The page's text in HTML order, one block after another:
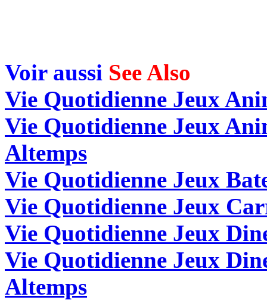
Voir aussi See Also
Vie Quotidienne Jeux
Vie Quotidienne Jeux
Altemps
Vie Quotidienne Jeux
Vie Quotidienne Jeux
Vie Quotidienne Jeux
Vie Quotidienne Jeux
Altemps